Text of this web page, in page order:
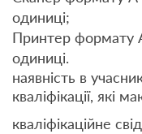
одиниці;
Принтер формату
одиниці.
наявність в
кваліфікації, які
кваліфікаційне